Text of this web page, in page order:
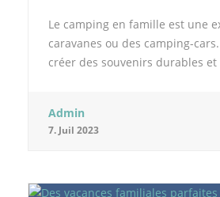
Le camping en famille est une
caravanes ou des camping-
créer des souvenirs durables
camping en famille est le choix
est important de prendre en
Admin
7. Juil 2023